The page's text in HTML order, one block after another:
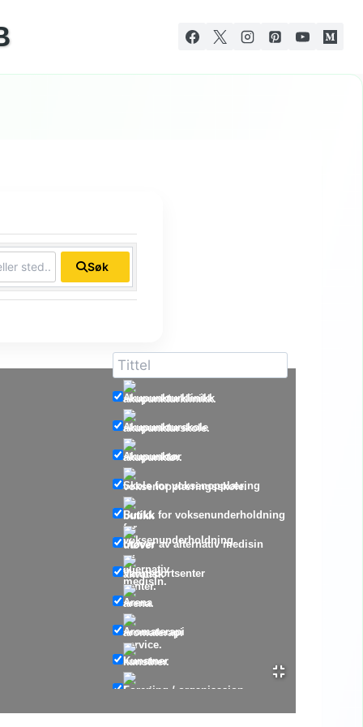
Søk
Akupunkturklinikk
Akupunkturskole
Akupunktør
Skole for voksenopplæring
Butikk for voksenunderholdning
Utøver av alternativ medisin
Vannsportsenter
Arena
Aromaterapi
Kunstner
Forening / organisasjon